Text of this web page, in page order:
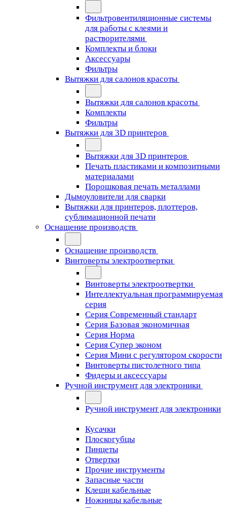
Фильтровентиляционные системы
для работы с клеями и
растворителями
Комплекты и блоки
Аксессуары
Фильтры
Вытяжки для салонов красоты
Вытяжки для салонов красоты
Комплекты
Фильтры
Вытяжки для 3D принтеров
Вытяжки для 3D принтеров
Печать пластиками и композитными
материалами
Порошковая печать металлами
Дымоуловители для сварки
Вытяжки для принтеров, плоттеров,
сублимационной печати
Оснащение производств
Оснащение производств
Винтоверты электроотвертки
Винтоверты электроотвертки
Интеллектуальная программируемая
серия
Серия Современный стандарт
Серия Базовая экономичная
Серия Норма
Серия Cупер эконом
Серия Мини с регулятором скорости
Винтоверты пистолетного типа
Фидеры и аксессуары
Ручной инструмент для электроники
Ручной инструмент для электроники
Кусачки
Плоскогубцы
Пинцеты
Отвертки
Прочие инструменты
Запасные части
Клещи кабельные
Ножницы кабельные